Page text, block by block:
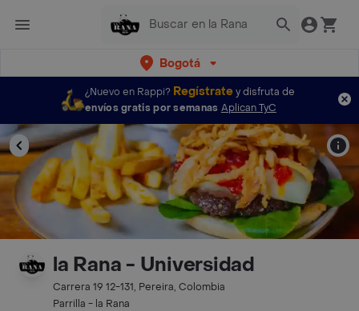
Bogotá
¿Nuevo en Rappi? Regístratey disfruta de
envíos gratis por semanas Aplican TyC
la Rana - Universidad
Carrera 19 12-131, Pereira, Colombia
Parrilla - la Rana